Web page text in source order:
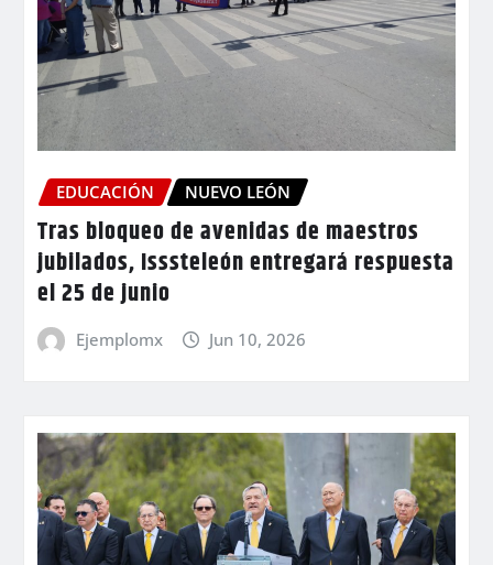
EDUCACIÓN NUEVO LEÓN
Tras bloqueo de avenidas de maestros
jubilados, Isssteleón entregará respuesta
el 25 de junio
Ejemplomx Jun 10, 2026